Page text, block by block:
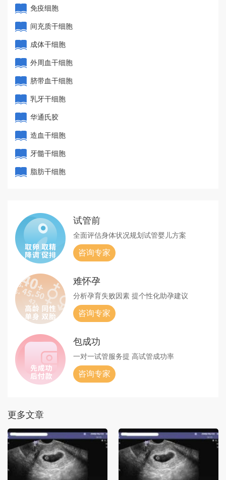
免疫细胞
间充质干细胞
成体干细胞
外周血干细胞
脐带血干细胞
乳牙干细胞
华通氏胶
造血干细胞
牙髓干细胞
脂肪干细胞
试管前
全面评估身体状况规划试管婴儿方案
咨询专家
难怀孕
分析孕育失败因素 提个性化助孕建议
咨询专家
包成功
一对一试管服务提 高试管成功率
咨询专家
更多文章